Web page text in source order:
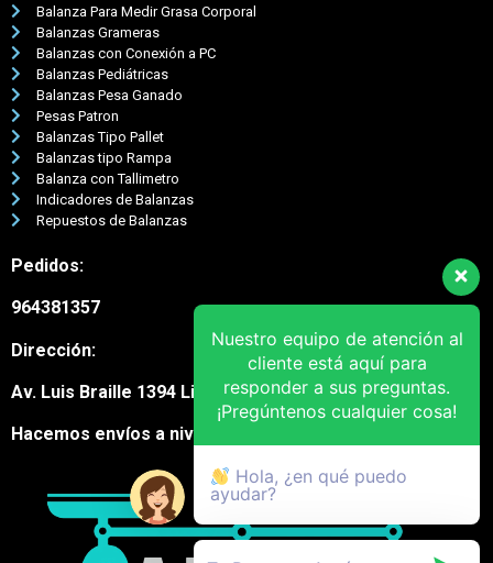
Balanza Para Medir Grasa Corporal
Balanzas Grameras
Balanzas con Conexión a PC
Balanzas Pediátricas
Balanzas Pesa Ganado
Pesas Patron
Balanzas Tipo Pallet
Balanzas tipo Rampa
Balanza con Tallimetro
Indicadores de Balanzas
Repuestos de Balanzas
Pedidos:
964381357
Dirección:
Av. Luis Braille 1394 Lima Cercado
Hacemos envíos a nivel nacional
Nuestro equipo de atención al
cliente está aquí para
responder a sus preguntas.
¡Pregúntenos cualquier cosa!
Hola, ¿en qué puedo
ayudar?